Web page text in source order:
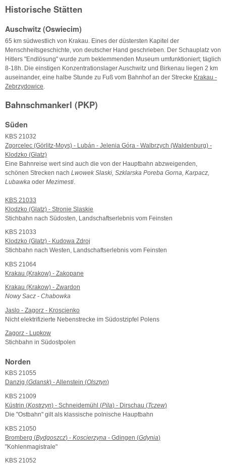
Historische Stätten
Auschwitz (Oswiecim)
65 km südwestlich von Krakau. Eines der düstersten Kapitel der
Menschheitsgeschichte, von deutscher Hand geschrieben. Der Schauplatz von
Hitlers "Endlösung" wurde zum beklemmenden Museum umfunktioniert; täglich
8-18h. Die einstigen Konzentrationslager Auschwitz und Birkenau liegen 2 km
auseinander, eine halbe Stunde zu Fuß vom Bahnhof an der Strecke Krakau -
Zebrzydowice.
Bahnschmankerl (PKP)
Süden
KBS 21032
Zgorcelec (Görlitz-Moys) - Lubán - Jelenia Góra - Walbrzych (Waldenburg) -
Klodzko (Glatz)
Eine Bahnreise wert sind auch die von der Hauptbahn abzweigenden,
schönen Strecken nach Lwowek Slaski, Szklarska Poreba Gorna, Karpacz,
Lubawka oder Mezimesti
KBS 21033
Klodzko (Glatz) - Stronie Slaskie
Stichbahn nach Südosten, Landschaftserlebnis vom Feinsten
KBS 21033
Klodzko (Glatz) - Kudowa Zdroj
Stichbahn nach Westen, Landschaftserlebnis vom Feinsten
KBS 21064
Krakau (Krakow) - Zakopane
Krakau (Krakow) - Zwardon
Nowy Sacz - Chabowka
Jaslo - Zagorz - Kroscienko
Nicht elektrifizierte Nebenstrecke im Südostzipfel Polens
Zagorz - Lupkow
Stichbahn in Südostpolen
Norden
KBS 21055
Danzig (Gdansk) - Allenstein (Olsztyn)
KBS 21009
Küstrin (Kostrzyn) - Schneidemühl (Pila) - Dirschau (Tczew)
Die "Ostbahn" gilt als klassische polnische Hauptbahn
KBS 21050
Bromberg (Bydgoszcz) - Koscierzyna - Gdingen (Gdynia)
"Kohlenmagistrale"
KBS 21052